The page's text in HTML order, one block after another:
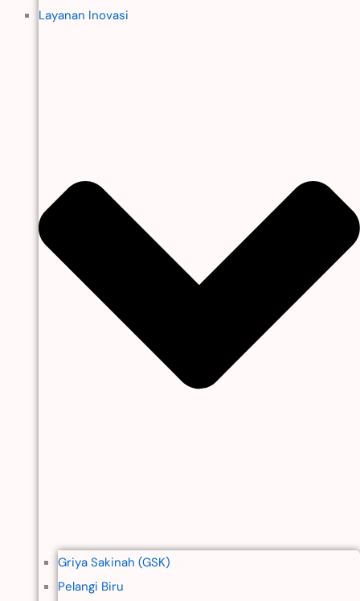
Layanan Inovasi
Griya Sakinah (GSK)
Pelangi Biru